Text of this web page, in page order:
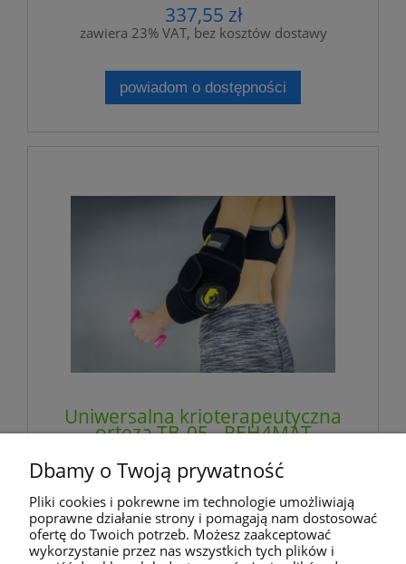
337,55 zł
zawiera 23% VAT, bez kosztów dostawy
powiadom o dostępności
Uniwersalna krioterapeutyczna
orteza TB-05 - REH4MAT
206,28 zł
zawiera 8% VAT, bez kosztów dostawy
Dbamy o Twoją prywatność
Pliki cookies i pokrewne im technologie umożliwiają
poprawne działanie strony i pomagają nam dostosować
ofertę do Twoich potrzeb. Możesz zaakceptować
wykorzystanie przez nas wszystkich tych plików i